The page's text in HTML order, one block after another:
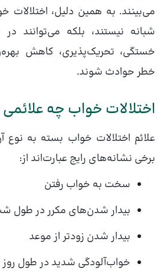
می‌بینند. به همین دلیل،
شبانه نیستند، بلکه می‌توانند
خستگی، تحریک‌پذیری، کاهش
خطر حوادث شوند.
اختلالات خواب چه علائمی
علائم اختلالات خواب بسته به
برخی نشانه‌های رایج عبارت‌اند از:
سخت به خواب رفتن
بیدار شدن‌های مکرر در طول
بیدار شدن زودتر از موعد
خواب‌آلودگی شدید در طول روز